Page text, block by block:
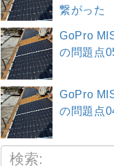
繋がった
GoPro
の問題点
GoPro
の問題点